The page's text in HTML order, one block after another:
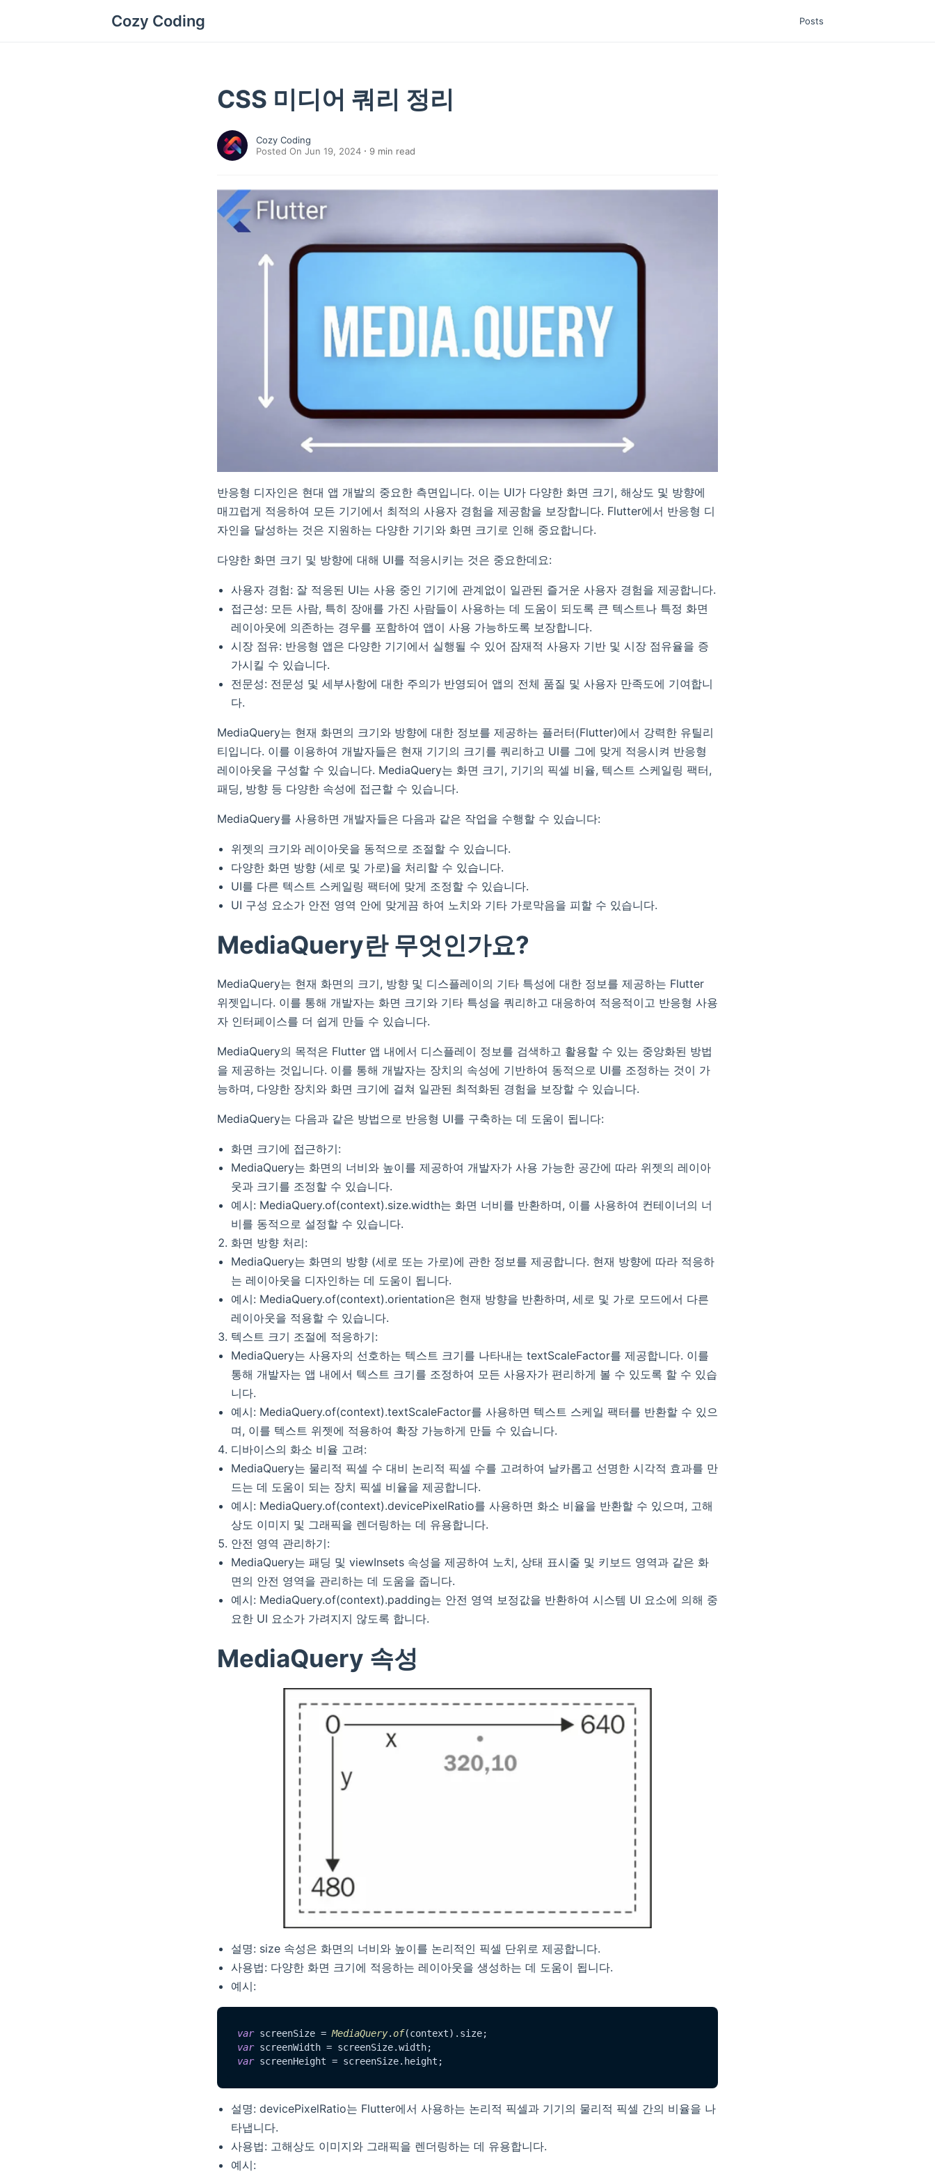
Cozy Coding Posts
CSS 미디어 쿼리 정리
Cozy Coding
Posted On Jun 19, 2024
9 min read
반응형 디자인은 현대 앱 개발의 중요한 측면입니다. 이는 UI가 다양한 화면 크기, 해상도 및 방향에
매끄럽게 적응하여 모든 기기에서 최적의 사용자 경험을 제공함을 보장합니다. Flutter에서 반응형 디
자인을 달성하는 것은 지원하는 다양한 기기와 화면 크기로 인해 중요합니다.
다양한 화면 크기 및 방향에 대해 UI를 적응시키는 것은 중요한데요:
사용자 경험: 잘 적응된 UI는 사용 중인 기기에 관계없이 일관된 즐거운 사용자 경험을 제공합니다.
접근성: 모든 사람, 특히 장애를 가진 사람들이 사용하는 데 도움이 되도록 큰 텍스트나 특정 화면
레이아웃에 의존하는 경우를 포함하여 앱이 사용 가능하도록 보장합니다.
시장 점유: 반응형 앱은 다양한 기기에서 실행될 수 있어 잠재적 사용자 기반 및 시장 점유율을 증
가시킬 수 있습니다.
전문성: 전문성 및 세부사항에 대한 주의가 반영되어 앱의 전체 품질 및 사용자 만족도에 기여합니
다.
MediaQuery는 현재 화면의 크기와 방향에 대한 정보를 제공하는 플러터(Flutter)에서 강력한 유틸리
티입니다. 이를 이용하여 개발자들은 현재 기기의 크기를 쿼리하고 UI를 그에 맞게 적응시켜 반응형
레이아웃을 구성할 수 있습니다. MediaQuery는 화면 크기, 기기의 픽셀 비율, 텍스트 스케일링 팩터,
패딩, 방향 등 다양한 속성에 접근할 수 있습니다.
MediaQuery를 사용하면 개발자들은 다음과 같은 작업을 수행할 수 있습니다:
위젯의 크기와 레이아웃을 동적으로 조절할 수 있습니다.
다양한 화면 방향 (세로 및 가로)을 처리할 수 있습니다.
UI를 다른 텍스트 스케일링 팩터에 맞게 조정할 수 있습니다.
UI 구성 요소가 안전 영역 안에 맞게끔 하여 노치와 기타 가로막음을 피할 수 있습니다.
MediaQuery란 무엇인가요?
MediaQuery는 현재 화면의 크기, 방향 및 디스플레이의 기타 특성에 대한 정보를 제공하는 Flutter
위젯입니다. 이를 통해 개발자는 화면 크기와 기타 특성을 쿼리하고 대응하여 적응적이고 반응형 사용
자 인터페이스를 더 쉽게 만들 수 있습니다.
MediaQuery의 목적은 Flutter 앱 내에서 디스플레이 정보를 검색하고 활용할 수 있는 중앙화된 방법
을 제공하는 것입니다. 이를 통해 개발자는 장치의 속성에 기반하여 동적으로 UI를 조정하는 것이 가
능하며, 다양한 장치와 화면 크기에 걸쳐 일관된 최적화된 경험을 보장할 수 있습니다.
MediaQuery는 다음과 같은 방법으로 반응형 UI를 구축하는 데 도움이 됩니다:
화면 크기에 접근하기:
MediaQuery는 화면의 너비와 높이를 제공하여 개발자가 사용 가능한 공간에 따라 위젯의 레이아
웃과 크기를 조정할 수 있습니다.
예시: MediaQuery.of(context).size.width는 화면 너비를 반환하며, 이를 사용하여 컨테이너의 너
비를 동적으로 설정할 수 있습니다.
화면 방향 처리:
MediaQuery는 화면의 방향 (세로 또는 가로)에 관한 정보를 제공합니다. 현재 방향에 따라 적응하
는 레이아웃을 디자인하는 데 도움이 됩니다.
예시: MediaQuery.of(context).orientation은 현재 방향을 반환하며, 세로 및 가로 모드에서 다른
레이아웃을 적용할 수 있습니다.
텍스트 크기 조절에 적응하기:
MediaQuery는 사용자의 선호하는 텍스트 크기를 나타내는 textScaleFactor를 제공합니다. 이를
통해 개발자는 앱 내에서 텍스트 크기를 조정하여 모든 사용자가 편리하게 볼 수 있도록 할 수 있습
니다.
예시: MediaQuery.of(context).textScaleFactor를 사용하면 텍스트 스케일 팩터를 반환할 수 있으
며, 이를 텍스트 위젯에 적용하여 확장 가능하게 만들 수 있습니다.
디바이스의 화소 비율 고려:
MediaQuery는 물리적 픽셀 수 대비 논리적 픽셀 수를 고려하여 날카롭고 선명한 시각적 효과를 만
드는 데 도움이 되는 장치 픽셀 비율을 제공합니다.
예시: MediaQuery.of(context).devicePixelRatio를 사용하면 화소 비율을 반환할 수 있으며, 고해
상도 이미지 및 그래픽을 렌더링하는 데 유용합니다.
안전 영역 관리하기:
MediaQuery는 패딩 및 viewInsets 속성을 제공하여 노치, 상태 표시줄 및 키보드 영역과 같은 화
면의 안전 영역을 관리하는 데 도움을 줍니다.
예시: MediaQuery.of(context).padding는 안전 영역 보정값을 반환하여 시스템 UI 요소에 의해 중
요한 UI 요소가 가려지지 않도록 합니다.
MediaQuery 속성
설명: size 속성은 화면의 너비와 높이를 논리적인 픽셀 단위로 제공합니다.
사용법: 다양한 화면 크기에 적응하는 레이아웃을 생성하는 데 도움이 됩니다.
예시:
var screenSize = MediaQuery.of(context). size
var screenWidth = screenSize.width
var screenHeight = screenSize. height
설명: devicePixelRatio는 Flutter에서 사용하는 논리적 픽셀과 기기의 물리적 픽셀 간의 비율을 나
타냅니다.
사용법: 고해상도 이미지와 그래픽을 렌더링하는 데 유용합니다.
예시: